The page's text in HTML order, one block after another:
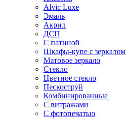
Alvic Luxe
Эмаль
Акрил
ДСП
С патиной
Шкафы-купе с зеркалом
Матовое зеркало
Стекло
Цветное стекло
Пескоструй
Комбинированные
С витражами
С фотопечатью